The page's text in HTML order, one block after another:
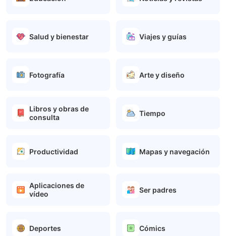
Salud y bienestar Viajes y guías
Fotografía Arte y diseño
Libros y obras de
consulta
Tiempo
Productividad Mapas y navegación
Aplicaciones de
vídeo
Ser padres
Deportes Cómics